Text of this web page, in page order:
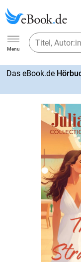
Ebook.de
Menu
Das eBook.de